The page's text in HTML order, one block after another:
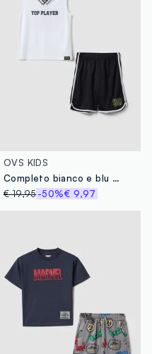
OVS KIDS
Completo bianco e blu con canotta e shorts regular fit
€ 19,95 -50%€ 9,97